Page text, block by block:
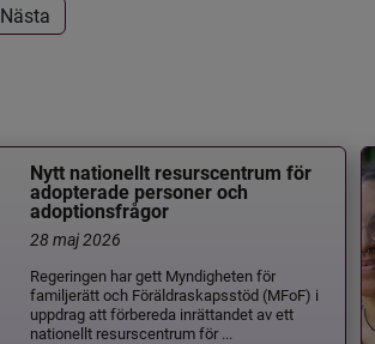
Nästa
Nytt nationellt resurscentrum för
adopterade personer och
adoptionsfrågor
28 maj 2026
Regeringen har gett Myndigheten för
familjerätt och Föräldraskapsstöd (MFoF) i
uppdrag att förbereda inrättandet av ett
nationellt resurscentrum för ...